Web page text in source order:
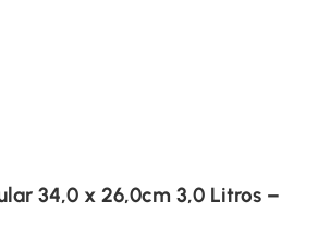
34,0 x 26,0cm 3,0 Litros –